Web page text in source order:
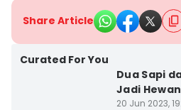
Share Article
Curated For You
Dua Sapi
Jadi
20 Jun 2023,